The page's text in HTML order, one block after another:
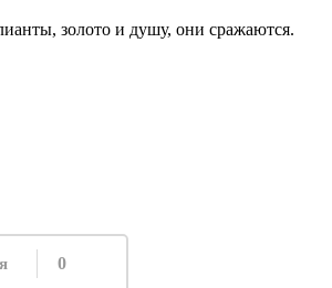
золото и душу, они сражаются.
0